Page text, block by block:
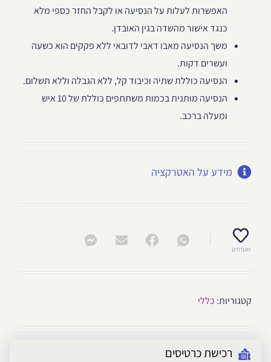
האפשרות לעלות על הנסיעה או לקבל החזר כספי מלא
כנגד אישור מהשדה בגין האובדן.
משך הנסיעה מאבו דאבי לדובאי ללא פקקים הוא כשעה
ועשרים דקות.
הנסיעה כוללת שתיה וכיבוד קל, ללא הגבלה וללא תשלום.
הנסיעה מותנית בכמות משתתפים כוללת של 10 איש
ומעלה ברכב.
מידע על האטרקציה
מועדפים
קטגוריות: כללי
רכישת כרטיסים